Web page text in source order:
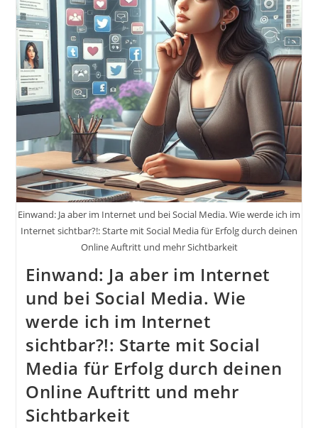
Inkl.
37
Tipps
Und
Tricks.
Kreativität
Trifft
Auf
Geschwindigkeit.
Smartphone-
Fotografie
Für
Social
Media
Einwand: Ja aber im Internet und bei Social Media. Wie werde ich im
Internet sichtbar?!: Starte mit Social Media für Erfolg durch deinen
Online Auftritt und mehr Sichtbarkeit
Einwand: Ja aber im Internet
und bei Social Media. Wie
werde ich im Internet
sichtbar?!: Starte mit Social
Media für Erfolg durch deinen
Online Auftritt und mehr
Sichtbarkeit